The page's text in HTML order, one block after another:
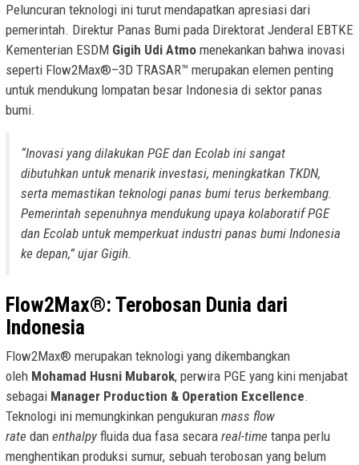
Peluncuran teknologi ini turut mendapatkan apresiasi dari
pemerintah. Direktur Panas Bumi pada Direktorat Jenderal EBTKE
Kementerian ESDM Gigih Udi Atmo menekankan bahwa inovasi
seperti Flow2Max®–3D TRASAR™ merupakan elemen penting
untuk mendukung lompatan besar Indonesia di sektor panas
bumi.
“Inovasi yang dilakukan PGE dan Ecolab ini sangat
dibutuhkan untuk menarik investasi, meningkatkan TKDN,
serta memastikan teknologi panas bumi terus berkembang.
Pemerintah sepenuhnya mendukung upaya kolaboratif PGE
dan Ecolab untuk memperkuat industri panas bumi Indonesia
ke depan,” ujar Gigih.
Flow2Max®: Terobosan Dunia dari
Indonesia
Flow2Max® merupakan teknologi yang dikembangkan
oleh Mohamad Husni Mubarok, perwira PGE yang kini menjabat
sebagai Manager Production & Operation Excellence.
Teknologi ini memungkinkan pengukuran mass flow
rate dan enthalpy fluida dua fasa secara real-time tanpa perlu
menghentikan produksi sumur, sebuah terobosan yang belum